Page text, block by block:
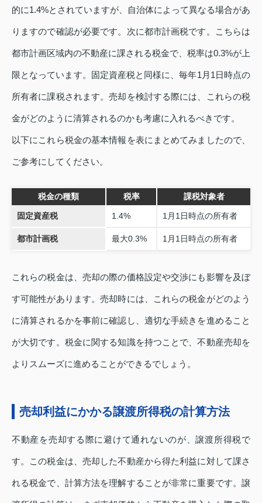
的に1.4%とされていますが、自治体によって異なる場合があ
りますので確認が必要です。次に都市計画税です。こちらは
都市計画区域内の不動産に課される税金で、税率は0.3%が上
限となっています。固定資産税と同様に、毎年1月1日時点の
所有者に課税されます。売却を検討する際には、これらの税
金がどのように清算されるのかも考慮に入れるべきです。
以下にこれら税金の基本情報を表にまとめてみましたので、
ご参考にしてください。
税金の種類 税率 課税対象者
固定資産税 1.4% 1月1日時点の所有者
都市計画税 最大0.3% 1月1日時点の所有者
これらの税金は、売却の際の価格設定や交渉にも影響を及ぼ
す可能性があります。売却時には、これらの税金がどのよう
に清算されるかを事前に確認し、適切な手続きを進めること
が大切です。税金に関する知識を持つことで、不動産売却を
よりスムーズに進めることができるでしょう。
売却利益にかかる譲渡所得税の計算方法
不動産を売却する際に避けて通れないのが、譲渡所得税で
す。この税金は、売却した不動産から得た利益に対して課さ
れる税金で、計算方法を理解することが非常に重要です。譲